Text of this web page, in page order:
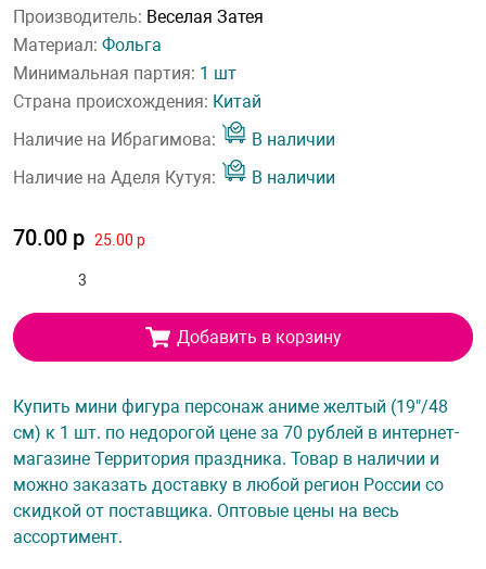
Производитель: Веселая Затея
Материал: Фольга
Минимальная партия: 1 шт
Страна происхождения: Китай
Наличие на Ибрагимова:
В наличии
Наличие на Аделя Кутуя:
В наличии
70.00 р 25.00 р
Добавить в корзину
Купить мини фигура персонаж аниме желтый (19"/48
см) к 1 шт. по недорогой цене за 70 рублей в интернет-
магазине Территория праздника. Товар в наличии и
можно заказать доставку в любой регион России со
скидкой от поставщика. Оптовые цены на весь
ассортимент.